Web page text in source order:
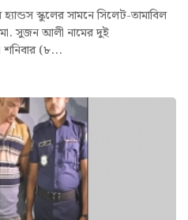
স্কুলের সামনে সিলেট-তামাবিল
সুজন আলী নামের দুই
শনিবার (৮...